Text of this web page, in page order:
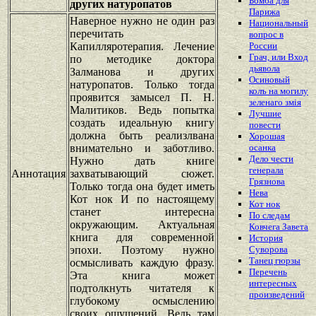
других натуропатов
Аннотация
Наверное нужно не один раз
перечитать
Капилляротерапия. Лечение
по методике доктора
Залманова и других
натуропатов. Только тогда
проявится замысел П. Н.
Малитиков. Ведь попытка
создать идеальную книгу
должна быть реализлвана
внимательно и заботливо.
Нужно дать книге
захватывающий сюжет.
Только тогда она будет иметь
Кот нок И по настоящему
станет интересна
окружающим. Актуальная
книга для современной
эпохи. Поэтому нужно
осмысливать каждую фразу.
Эта книга может
подтолкнуть читателя к
глубокому осмыслению
своих ощущений. Ведь там
Парижа
Национальный
вопрос в
России
Грач, или Вход
дьявола
Осиновый
колъ на могилу
зеленаго змiя
Лучшие
повести
Хорошая
осанка
Дело чести
генерала
Грязнова
Нева
Кот нок
По следам
Ковчега Завета
История
Суворова
Танец гюрзы
Перечень
интересных
произведений